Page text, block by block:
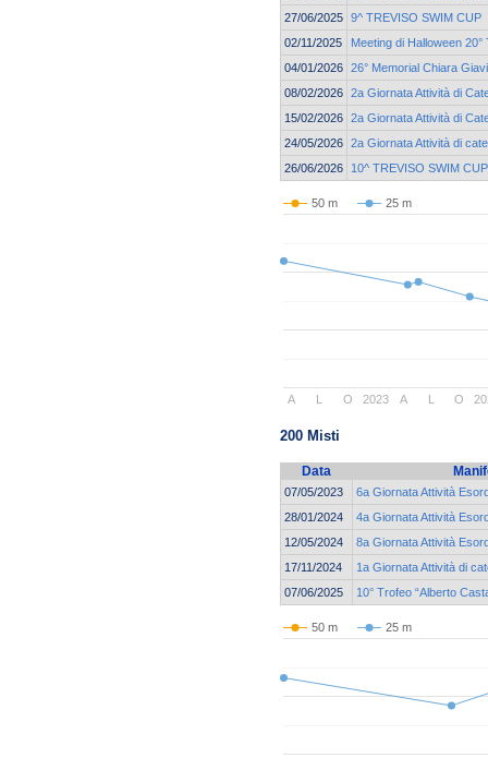
27/06/2025 9^ TREVISO SWIM CUP
02/11/2025
Meeting di Halloween
04/01/2026 26° Memorial Chiara
08/02/2026 2a Giornata Attività di
15/02/2026 2a Giornata Attività di
24/05/2026 2a Giornata Attività di
26/06/2026
10^ TREVISO SWIM CUP
50 m 25 m
2023
A L O A L O
200 Misti
Data
07/05/2023
6a Giornata Attività
28/01/2024
4a Giornata Attività
12/05/2024
8a Giornata Attività
17/11/2024
1a Giornata Attività di
07/06/2025
10° Trofeo “Alberto
50 m 25 m